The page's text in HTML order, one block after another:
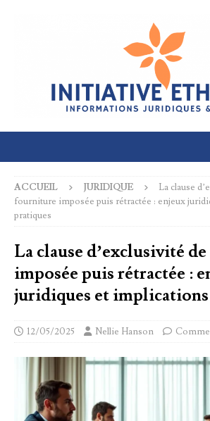
ACCUEIL JURIDIQUE
La clause
fourniture imposée puis rétractée : enjeux
pratiques
La clause d’exclusivité
imposée puis rétractée :
juridiques et
12/05/2025 Nellie Hanson